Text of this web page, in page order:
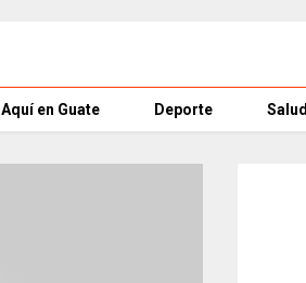
Aquí en Guate Deporte Salud